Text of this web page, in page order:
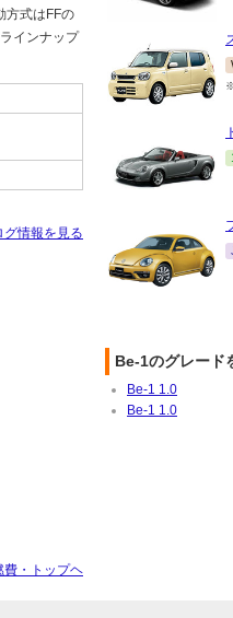
方式はFFの
インナップ
情報を見る
費・トップヘ
Be-1のグレード
Be-1 1.0
Be-1 1.0